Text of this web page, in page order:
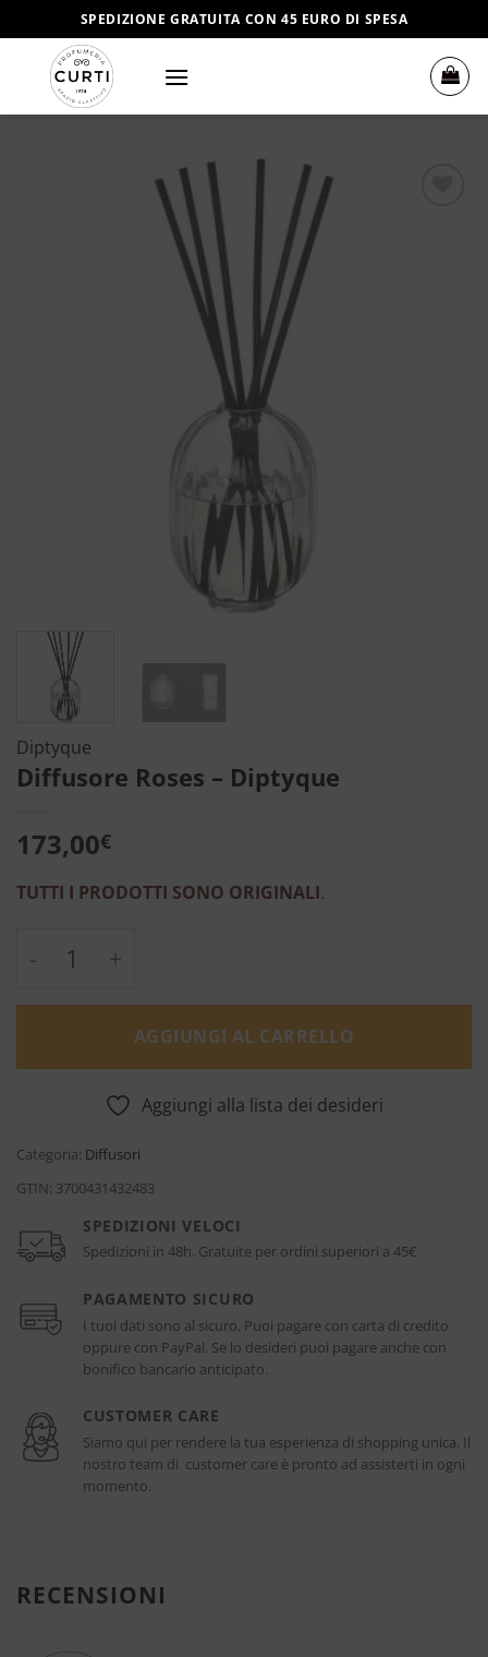
ai
contenuti
SPEDIZIONE GRATUITA CON 45 EURO DI SPESA
Diptyque
Diffusore Roses – Diptyque
173,00€
TUTTI I PRODOTTI SONO ORIGINALI.
Diffusore Roses - Diptyque quantità
AGGIUNGI AL CARRELLO
Aggiungi alla lista dei desideri
Categoria: Diffusori
GTIN: 3700431432483
SPEDIZIONI VELOCI
Spedizioni in 48h. Gratuite per ordini superiori a 45€
PAGAMENTO SICURO
I tuoi dati sono al sicuro. Puoi pagare con carta di credito
oppure con PayPal. Se lo desideri puoi pagare anche con
bonifico bancario anticipato.
CUSTOMER CARE
Siamo qui per rendere la tua esperienza di shopping unica. Il
nostro team di customer care è pronto ad assisterti in ogni
momento.
RECENSIONI